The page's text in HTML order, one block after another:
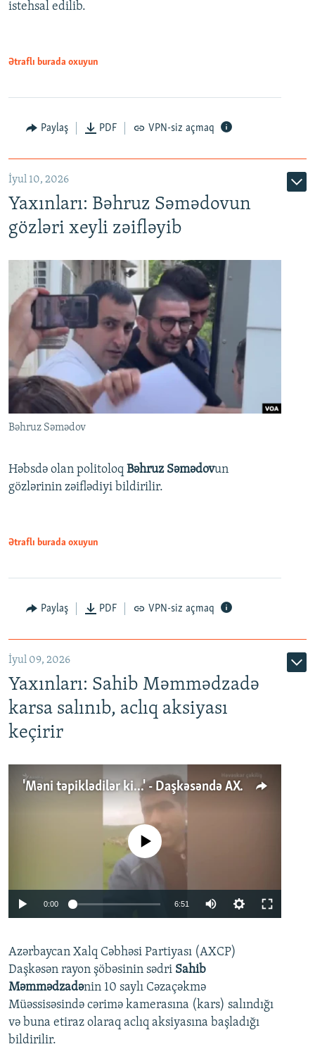
istehsal edilib.
Ətraflı burada oxuyun
Paylaş PDF VPN-siz açmaq
İyul 10, 2026
Yaxınları: Bəhruz Səmədovun
gözləri xeyli zəifləyib
Bəhruz Səmədov
Həbsdə olan politoloq Bəhruz Səmədovun
gözlərinin zəiflədiyi bildirilir.
Ətraflı burada oxuyun
Paylaş PDF VPN-siz açmaq
İyul 09, 2026
Yaxınları: Sahib Məmmədzadə
karsa salınıb, aclıq aksiyası
keçirir
'Məni təpiklədilər ki...' - Daşkəsəndə AXCP fəalının yaxınları onun həbsinə etiraz edirlər
Auto 240p 360p
720p 1080p
No media source currently available
0:00 6:51
360p
720p
1080p
Azərbaycan Xalq Cəbhəsi Partiyası (AXCP)
Daşkəsən rayon şöbəsinin sədri Sahib
Məmmədzadənin 10 saylı Cəzaçəkmə
Müəssisəsində cərimə kamerasına (kars) salındığı
və buna etiraz olaraq aclıq aksiyasına başladığı
bildirilir.